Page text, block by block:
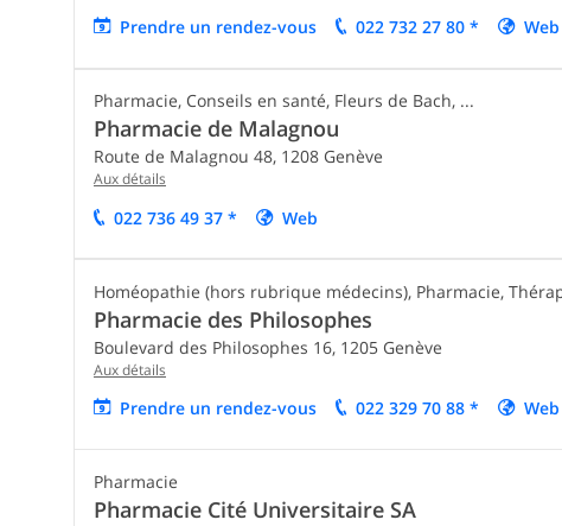
Prendre un rendez-vous 022 732 27 80 * Web
Pharmacie, Conseils en santé, Fleurs de Bach, ...
Pharmacie de Malagnou
Route de Malagnou 48, 1208 Genève
Aux détails
022 736 49 37 * Web
Homéopathie (hors rubrique médecins), Pharmacie,
Pharmacie des Philosophes
Boulevard des Philosophes 16, 1205 Genève
Aux détails
Prendre un rendez-vous 022 329 70 88 * Web
Pharmacie
Pharmacie Cité Universitaire SA